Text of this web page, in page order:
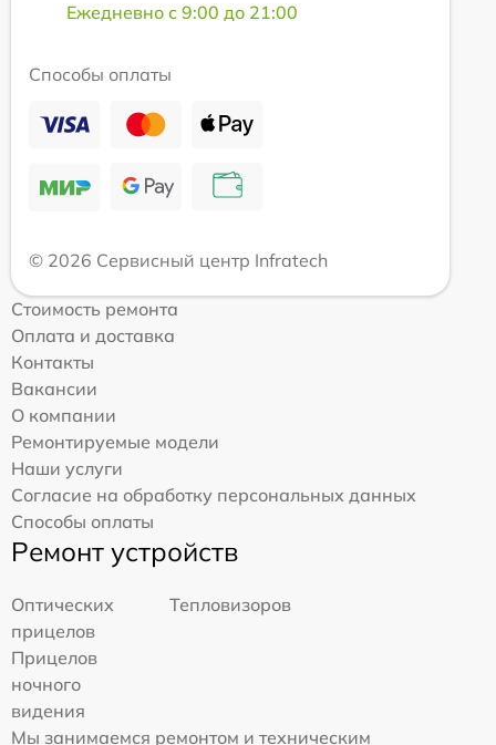
Ежедневно с 9:00 до 21:00
Способы оплаты
© 2026 Сервисный центр Infratech
Стоимость ремонта
Оплата и доставка
Контакты
Вакансии
О компании
Ремонтируемые модели
Наши услуги
Согласие на обработку персональных данных
Способы оплаты
Ремонт устройств
Оптических
прицелов
Тепловизоров
Прицелов
ночного
видения
Мы занимаемся ремонтом и техническим